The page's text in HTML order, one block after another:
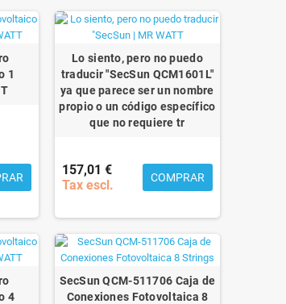
1
Lo siento, pero no puedo
traducir "SecSun QCM1601L"
ya que parece ser un nombre
propio o un código específico
que no requiere tr
157,01 €
Tax escl.
COMPRAR
4
SecSun QCM-511706 Caja de
Conexiones Fotovoltaica 8